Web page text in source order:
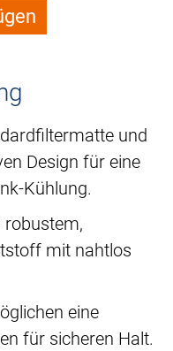
und
Design für eine
Kühlung.
robustem,
mit nahtlos
eine
für sicheren Halt.